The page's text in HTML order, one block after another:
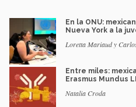
En la ONU:
Nueva York a la
Loretta Mariaud y
Entre miles:
Erasmus Mundus
Natalia Croda